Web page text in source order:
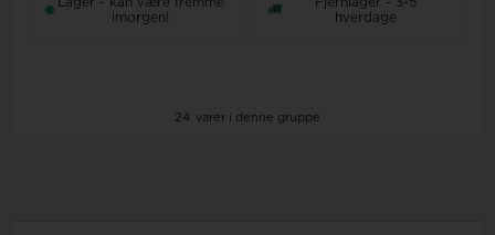
imorgen!
hverdage
24 varer i denne gruppe